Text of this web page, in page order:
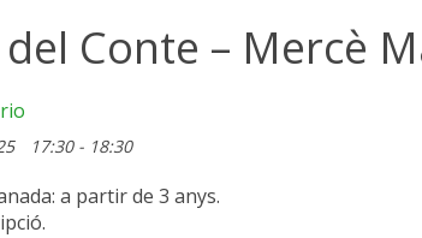
Conte – Mercè
17:30 - 18:30
a partir de 3 anys.